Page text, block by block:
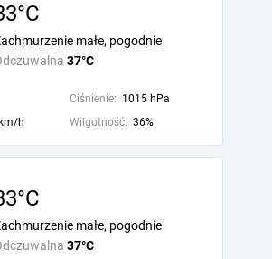
37°C
małe, pogodnie
Ciśnienie: 1015 hPa
h Wilgotność: 36%
37°C
małe, pogodnie